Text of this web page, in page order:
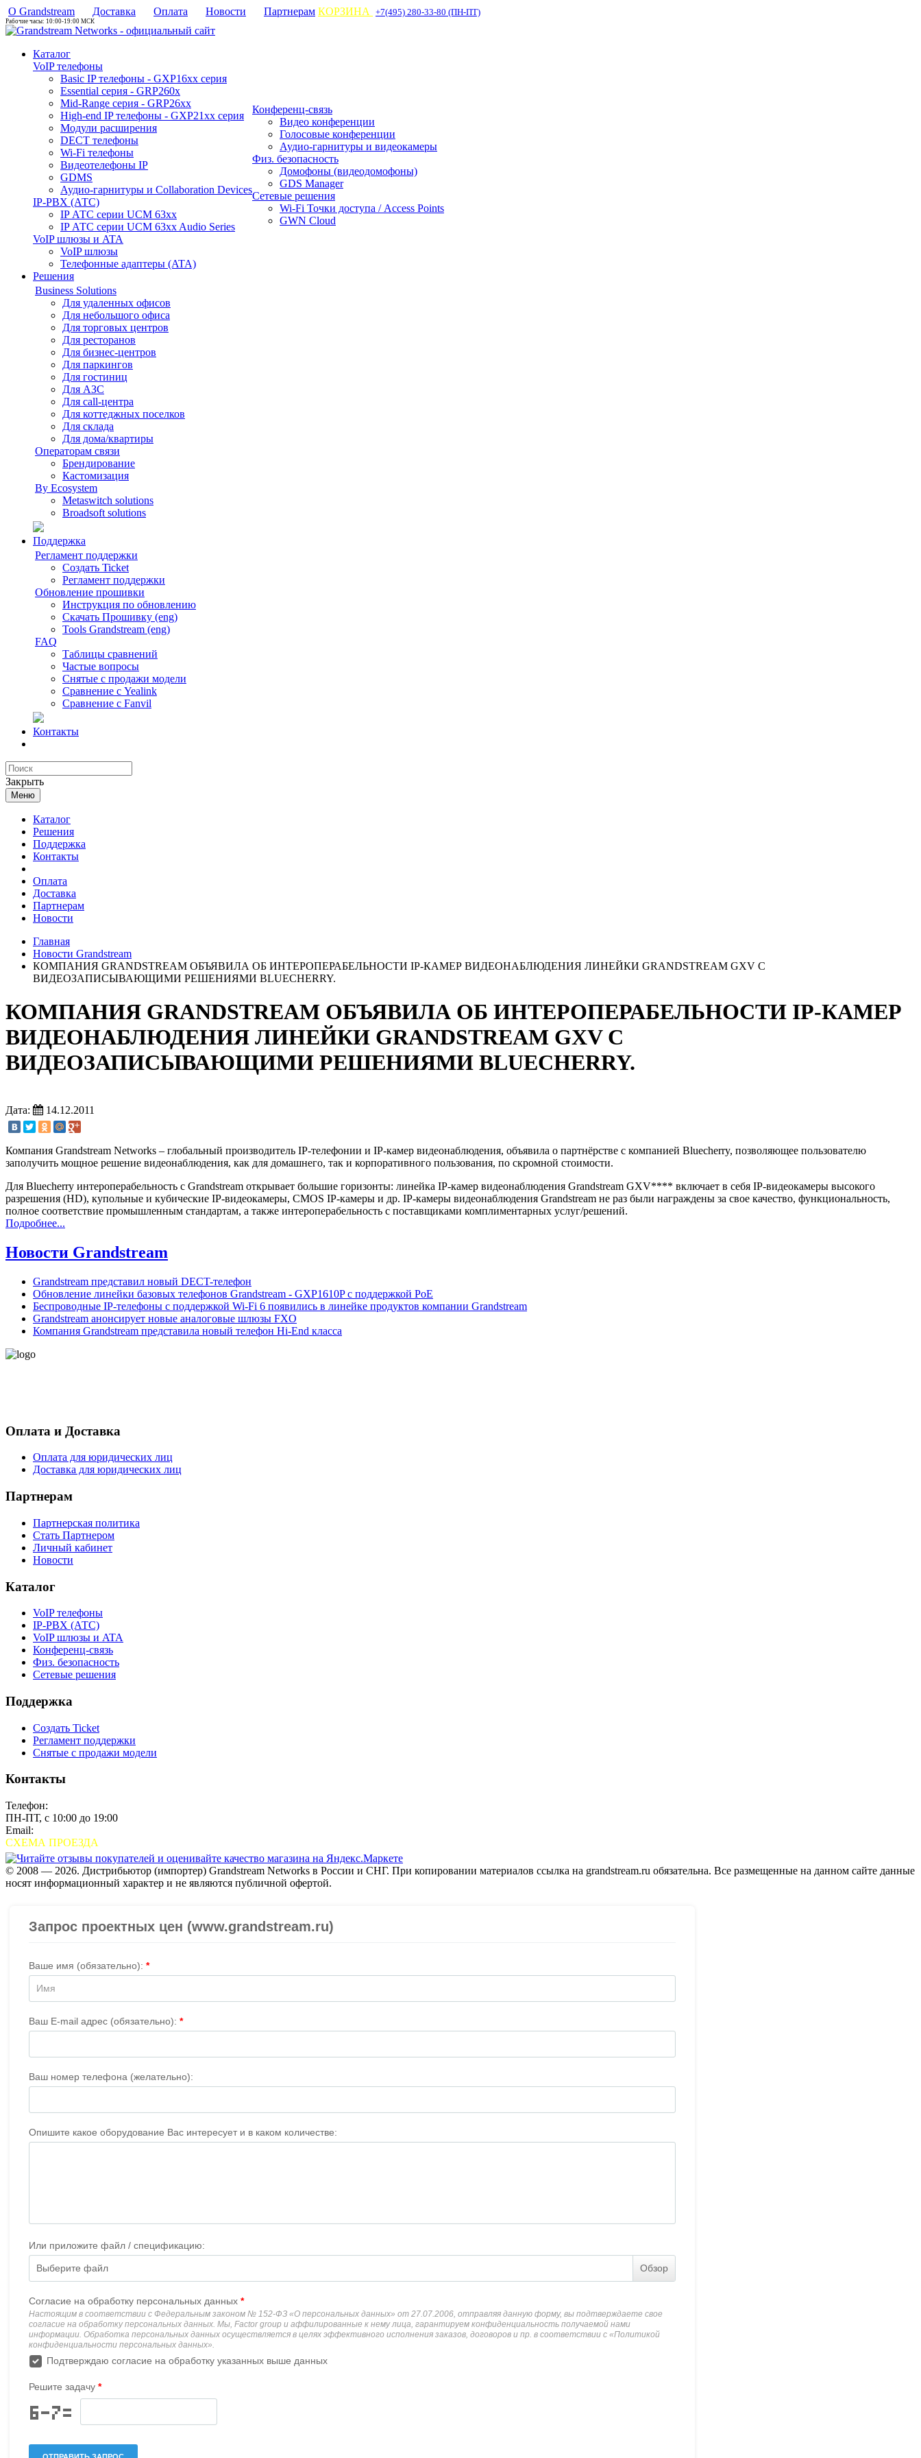
О Grandstream Доставка Оплата Новости Партнерам КОРЗИНА +7(495) 280-33-80 (ПН-ПТ)
Рабочие часы: 10:00-19:00 МСК
Каталог
VoIP телефоны
Basic IP телефоны - GXP16хх серия
Essential серия - GRP260x
Mid-Range серия - GRP26xx
High-end IP телефоны - GXP21хх серия
Модули расширения
DECT телефоны
Wi-Fi телефоны
Видеотелефоны IP
GDMS
Аудио-гарнитуры и Collaboration Devices
IP-PBX (АТС)
IP АТС серии UCM 63xx
IP АТС серии UCM 63xx Audio Series
VoIP шлюзы и ATA
VoIP шлюзы
Телефонные адаптеры (ATA)
Конференц-связь
Видео конференции
Голосовые конференции
Аудио-гарнитуры и видеокамеры
Физ. безопасность
Домофоны (видеодомофоны)
GDS Manager
Сетевые решения
Wi-Fi Точки доступа / Access Points
GWN Cloud
Решения
Business Solutions
Для удаленных офисов
Для небольшого офиса
Для торговых центров
Для ресторанов
Для бизнес-центров
Для паркингов
Для гостиниц
Для АЗС
Для call-центра
Для коттеджных поселков
Для склада
Для дома/квартиры
Операторам связи
Брендирование
Кастомизация
By Ecosystem
Metaswitch solutions
Broadsoft solutions
Поддержка
Регламент поддержки
Создать Ticket
Регламент поддержки
Обновление прошивки
Инструкция по обновлению
Скачать Прошивку (eng)
Tools Grandstream (eng)
FAQ
Таблицы сравнений
Частые вопросы
Снятые с продажи модели
Сравнение с Yealink
Сравнение с Fanvil
Контакты
Закрыть
Меню
Каталог
Решения
Поддержка
Контакты
Оплата
Доставка
Партнерам
Новости
Главная
Новости Grandstream
КОМПАНИЯ GRANDSTREAM ОБЪЯВИЛА ОБ ИНТЕРОПЕРАБЕЛЬНОСТИ IP-КАМЕР ВИДЕОНАБЛЮДЕНИЯ ЛИНЕЙКИ GRANDSTREAM GXV С
ВИДЕОЗАПИСЫВАЮЩИМИ РЕШЕНИЯМИ BLUECHERRY.
КОМПАНИЯ GRANDSTREAM ОБЪЯВИЛА ОБ ИНТЕРОПЕРАБЕЛЬНОСТИ IP-КАМЕР
ВИДЕОНАБЛЮДЕНИЯ ЛИНЕЙКИ GRANDSTREAM GXV С
ВИДЕОЗАПИСЫВАЮЩИМИ РЕШЕНИЯМИ BLUECHERRY.
Дата: 14.12.2011
Компания Grandstream Networks – глобальный производитель IP-телефонии и IP-камер видеонаблюдения, объявила о партнёрстве с компанией Bluecherry, позволяющее пользователю
заполучить мощное решение видеонаблюдения, как для домашнего, так и корпоративного пользования, по скромной стоимости.
Для Bluecherry интероперабельность с Grandstream открывает большие горизонты: линейка IP-камер видеонаблюдения Grandstream GXV**** включает в себя IP-видеокамеры высокого
разрешения (HD), купольные и кубические IP-видеокамеры, CMOS IP-камеры и др. IP-камеры видеонаблюдения Grandstream не раз были награждены за свое качество, функциональность,
полное соответствие промышленным стандартам, а также интероперабельность с поставщиками комплиментарных услуг/решений.
Подробнее...
Новости Grandstream
Grandstream представил новый DECT-телефон
Обновление линейки базовых телефонов Grandstream - GXP1610P с поддержкой PoE
Беспроводные IP-телефоны с поддержкой Wi-Fi 6 появились в линейке продуктов компании Grandstream
Grandstream анонсирует новые аналоговые шлюзы FXO
Компания Grandstream представила новый телефон Hi-End класса
Оплата и Доставка
Оплата для юридических лиц
Доставка для юридических лиц
Партнерам
Партнерская политика
Стать Партнером
Личный кабинет
Новости
Каталог
VoIP телефоны
IP-PBX (АТС)
VoIP шлюзы и ATA
Конференц-связь
Физ. безопасность
Сетевые решения
Поддержка
Создать Ticket
Регламент поддержки
Снятые с продажи модели
Контакты
Телефон:
ПН-ПТ, с 10:00 до 19:00
Email:
СХЕМА ПРОЕЗДА
© 2008 — 2026. Дистрибьютор (импортер) Grandstream Networks в России и СНГ. При копировании материалов ссылка на grandstream.ru обязательна. Все размещенные на данном сайте данные
носят информационный характер и не являются публичной офертой.